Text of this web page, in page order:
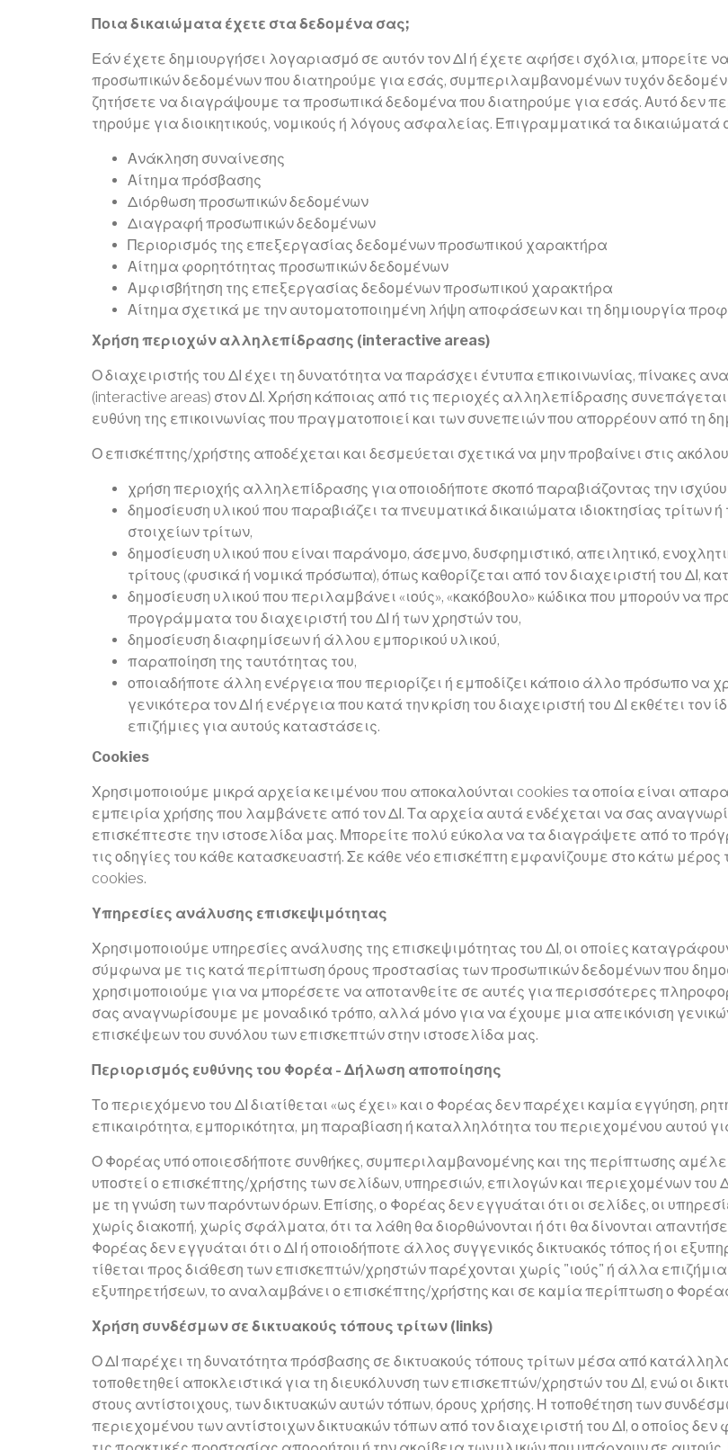
Ποια δικαιώματα έχετε στα δεδομένα σας;
Εάν έχετε δημιουργήσει λογαριασμό σε αυτόν τον ΔΙ ή έχετε αφήσει σχόλια, μπορείτε
προσωπικών δεδομένων που διατηρούμε για εσάς, συμπεριλαμβανομένων τυχόν
ζητήσετε να διαγράψουμε τα προσωπικά δεδομένα που διατηρούμε για εσάς. Αυτό δεν
τηρούμε για διοικητικούς, νομικούς ή λόγους ασφαλείας. Επιγραμματικά τα δικαιώματά
Ανάκληση συναίνεσης
Αίτημα πρόσβασης
Διόρθωση προσωπικών δεδομένων
Διαγραφή προσωπικών δεδομένων
Περιορισμός της επεξεργασίας δεδομένων προσωπικού χαρακτήρα
Αίτημα φορητότητας προσωπικών δεδομένων
Αμφισβήτηση της επεξεργασίας δεδομένων προσωπικού χαρακτήρα
Αίτημα σχετικά με την αυτοματοποιημένη λήψη αποφάσεων και τη δημιουργία
Χρήση περιοχών αλληλεπίδρασης (interactive areas)
Ο διαχειριστής του ΔΙ έχει τη δυνατότητα να παράσχει έντυπα επικοινωνίας, πίνακες
(interactive areas) στον ΔΙ. Χρήση κάποιας από τις περιοχές αλληλεπίδρασης
ευθύνη της επικοινωνίας που πραγματοποιεί και των συνεπειών που απορρέουν από τη
Ο επισκέπτης/χρήστης αποδέχεται και δεσμεύεται σχετικά να μην προβαίνει στις
χρήση περιοχής αλληλεπίδρασης για οποιοδήποτε σκοπό παραβιάζοντας την
δημοσίευση υλικού που παραβιάζει τα πνευματικά δικαιώματα ιδιοκτησίας τρίτων
στοιχείων τρίτων,
δημοσίευση υλικού που είναι παράνομο, άσεμνο, δυσφημιστικό, απειλητικό,
τρίτους (φυσικά ή νομικά πρόσωπα), όπως καθορίζεται από τον διαχειριστή του ΔΙ,
δημοσίευση υλικού που περιλαμβάνει «ιούς», «κακόβουλο» κώδικα που μπορούν να
προγράμματα του διαχειριστή του ΔΙ ή των χρηστών του,
δημοσίευση διαφημίσεων ή άλλου εμπορικού υλικού,
παραποίηση της ταυτότητας του,
οποιαδήποτε άλλη ενέργεια που περιορίζει ή εμποδίζει κάποιο άλλο πρόσωπο να
γενικότερα τον ΔΙ ή ενέργεια που κατά την κρίση του διαχειριστή του ΔΙ εκθέτει τον
επιζήμιες για αυτούς καταστάσεις.
Cookies
Χρησιμοποιούμε μικρά αρχεία κειμένου που αποκαλούνται cookies τα οποία είναι
εμπειρία χρήσης που λαμβάνετε από τον ΔΙ. Τα αρχεία αυτά ενδέχεται να σας
επισκέπτεστε την ιστοσελίδα μας. Μπορείτε πολύ εύκολα να τα διαγράψετε από το
τις οδηγίες του κάθε κατασκευαστή. Σε κάθε νέο επισκέπτη εμφανίζουμε στο κάτω μέρος
cookies.
Υπηρεσίες ανάλυσης επισκεψιμότητας
Χρησιμοποιούμε υπηρεσίες ανάλυσης της επισκεψιμότητας του ΔΙ, οι οποίες
σύμφωνα με τις κατά περίπτωση όρους προστασίας των προσωπικών δεδομένων που
χρησιμοποιούμε για να μπορέσετε να αποτανθείτε σε αυτές για περισσότερες
σας αναγνωρίσουμε με μοναδικό τρόπο, αλλά μόνο για να έχουμε μια απεικόνιση
επισκέψεων του συνόλου των επισκεπτών στην ιστοσελίδα μας.
Περιορισμός ευθύνης του Φορέα - Δήλωση αποποίησης
Το περιεχόμενο του ΔΙ διατίθεται «ως έχει» και ο Φορέας δεν παρέχει καμία εγγύηση,
επικαιρότητα, εμπορικότητα, μη παραβίαση ή καταλληλότητα του περιεχομένου αυτού
Ο Φορέας υπό οποιεσδήποτε συνθήκες, συμπεριλαμβανομένης και της περίπτωσης
υποστεί ο επισκέπτης/χρήστης των σελίδων, υπηρεσιών, επιλογών και περιεχομένων του
με τη γνώση των παρόντων όρων. Επίσης, ο Φορέας δεν εγγυάται ότι οι σελίδες, οι
χωρίς διακοπή, χωρίς σφάλματα, ότι τα λάθη θα διορθώνονται ή ότι θα δίνονται
Φορέας δεν εγγυάται ότι ο ΔΙ ή οποιοδήποτε άλλος συγγενικός δικτυακός τόπος ή οι
τίθεται προς διάθεση των επισκεπτών/χρηστών παρέχονται χωρίς "ιούς" ή άλλα
εξυπηρετήσεων, το αναλαμβάνει ο επισκέπτης/χρήστης και σε καμία περίπτωση ο
Χρήση συνδέσμων σε δικτυακούς τόπους τρίτων (links)
Ο ΔΙ παρέχει τη δυνατότητα πρόσβασης σε δικτυακούς τόπους τρίτων μέσα από
τοποθετηθεί αποκλειστικά για τη διευκόλυνση των επισκεπτών/χρηστών του ΔΙ, ενώ οι
στους αντίστοιχους, των δικτυακών αυτών τόπων, όρους χρήσης. Η τοποθέτηση των
περιεχομένου των αντίστοιχων δικτυακών τόπων από τον διαχειριστή του ΔΙ, ο οποίος